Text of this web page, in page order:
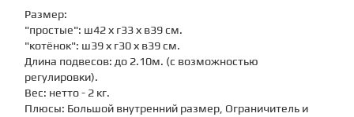
Размер:
"простые": ш42 х г33 х в39 см.
"котёнок": ш39 х г30 х в39 см.
Длина подвесов: до 2.10м. (с возможностью
регулировки).
Вес: нетто - 2 кг.
Плюсы: Большой внутренний размер, Ограничитель и